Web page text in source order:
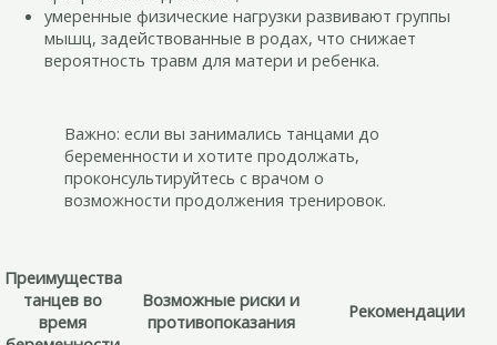
умеренные физические нагрузки развивают группы
мышц, задействованные в родах, что снижает
вероятность травм для матери и ребенка.
Важно: если вы занимались танцами до
беременности и хотите продолжать,
проконсультируйтесь с врачом о
возможности продолжения тренировок.
Преимущества
танцев во
время
Возможные риски и
противопоказания
Рекомендации